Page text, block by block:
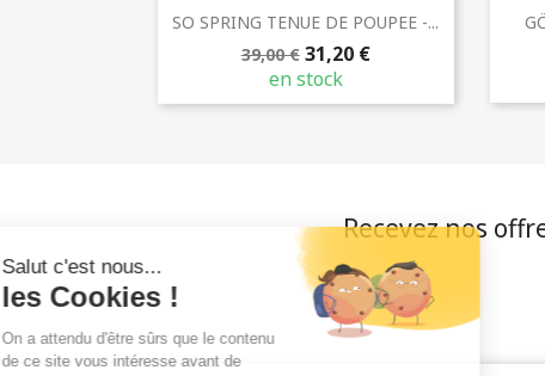
Aperçu rapide
SO SPRING TENUE DE POUPEE -...
39,00 € 31,20 €
en stock
Recevez nos